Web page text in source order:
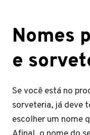
Nomes
e
Se você está no
sorveteria, já deve
escolher um nome